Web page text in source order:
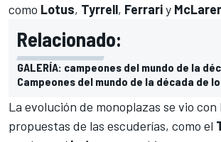
como Lotus, Tyrrell, Ferrariy
Relacionado:
GALERÍA: campeones del mundo de la
Campeones del mundo de la década de
La evolución de monoplazas se vio
propuestas de las escuderías, como el